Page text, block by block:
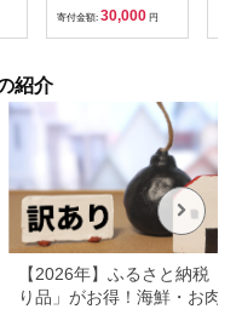
り 冷凍 ふるさと 人気
焼肉 焼肉用 BBQ バ
ーベキュー SS38
寄付金額: 30,000 円
紹介
【2026年】ふるさと納税「
り品」がお得！海鮮・お肉・